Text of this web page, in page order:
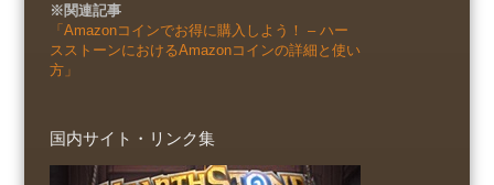
※関連記事
「Amazonコインでお得に購入しよう！ – ハー
スストーンにおけるAmazonコインの詳細と使い
方」
国内サイト・リンク集